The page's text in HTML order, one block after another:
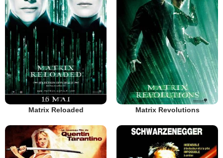
Matrix Reloaded Matrix Revolutions